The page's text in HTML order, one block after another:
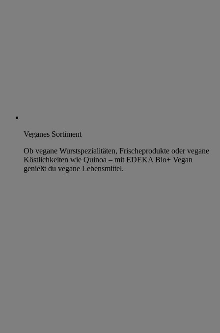
Veganes Sortiment
Ob vegane Wurstspezialitäten, Frischeprodukte oder vegane
Köstlichkeiten wie Quinoa – mit EDEKA Bio+ Vegan
genießt du vegane Lebensmittel.